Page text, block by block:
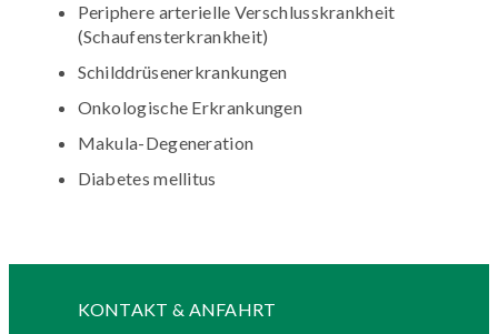
Periphere arterielle Verschlusskrankheit
(Schaufensterkrankheit)
Schilddrüsenerkrankungen
Onkologische Erkrankungen
Makula-Degeneration
Diabetes mellitus
KONTAKT & ANFAHRT